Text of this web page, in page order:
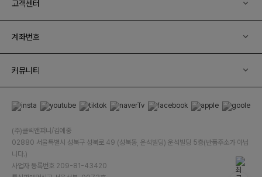
고객센터
계좌번호
커뮤니티
(주)클릭앤퍼니/김예중
02880 서울특별시 성북구 성북로 49 (성북동, 운석빌딩) 운석빌딩 5층(반품주소가 아닙
니다.)
사업자 등록번호 209-81-43420